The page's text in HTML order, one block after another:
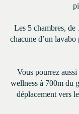
Les 5 chambres, de
chacune d’un
Vous pourrez
wellness à 700m du
déplacement vers